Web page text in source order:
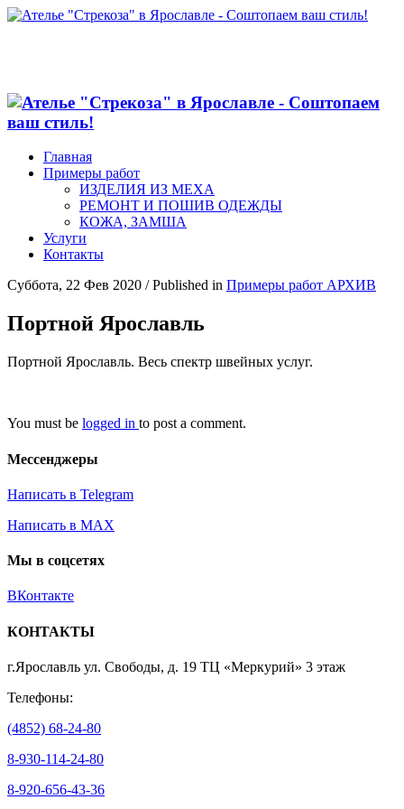
Главная
Примеры работ
ИЗДЕЛИЯ ИЗ МЕХА
РЕМОНТ И ПОШИВ ОДЕЖДЫ
КОЖА, ЗАМША
Услуги
Контакты
Суббота, 22 Фев 2020 /Published in Примеры работ АРХИВ
Портной Ярославль
Портной Ярославль. Весь спектр швейных услуг.
You must be logged in to post a comment.
Мессенджеры
Написать в Telegram
Написать в MAX
Мы в соцсетях
ВКонтакте
КОНТАКТЫ
г.Ярославль ул. Свободы, д. 19 ТЦ «Меркурий» 3 этаж
Телефоны:
(4852) 68-24-80
8-930-114-24-80
8-920-656-43-36